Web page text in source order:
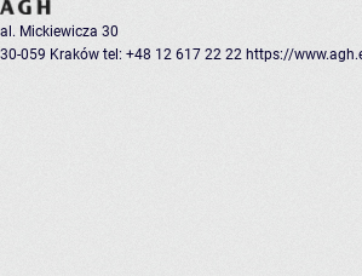
al. Mickiewicza 30
30-059 Kraków tel: +48 12 617 22 22 https://